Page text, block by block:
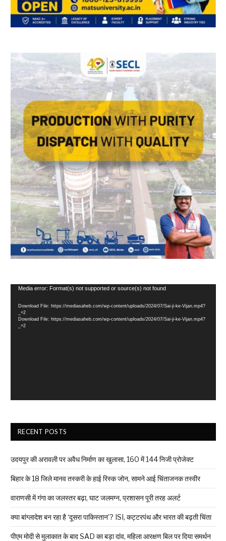
Video
Media error: Format(s) not supported or source(s) not found
Download File: https://mediasaheb.com/wp-content/uploads/2024/07/Sai-ji-ke-Vijan.mp4?
_=2
Download File: https://mediasaheb.com/wp-content/uploads/2024/07/Sai-ji-ke-Vijan.mp4?
_=2
RECENT POSTS
उदयपुर की अरावली पर अवैध निर्माण का खुलासा, 160 में 144 निजी प्रोजेक्ट
बिहार के 18 जिले मानव तस्करी के हाई रिस्क जोन, सामने आई चिंताजनक तस्वीर
वाराणसी में गंगा का जलस्तर बढ़ा, घाट जलमग्न, प्रशासन पूरी तरह अलर्ट
क्या बांग्लादेश बन रहा है ‘दूसरा पाकिस्तान’? ISI, कट्टरपंथ और भारत की बढ़ती चिंता
पीएम मोदी से मुलाकात के बाद SAD का बड़ा दांव, महिला आरक्षण बिल पर दिया समर्थन